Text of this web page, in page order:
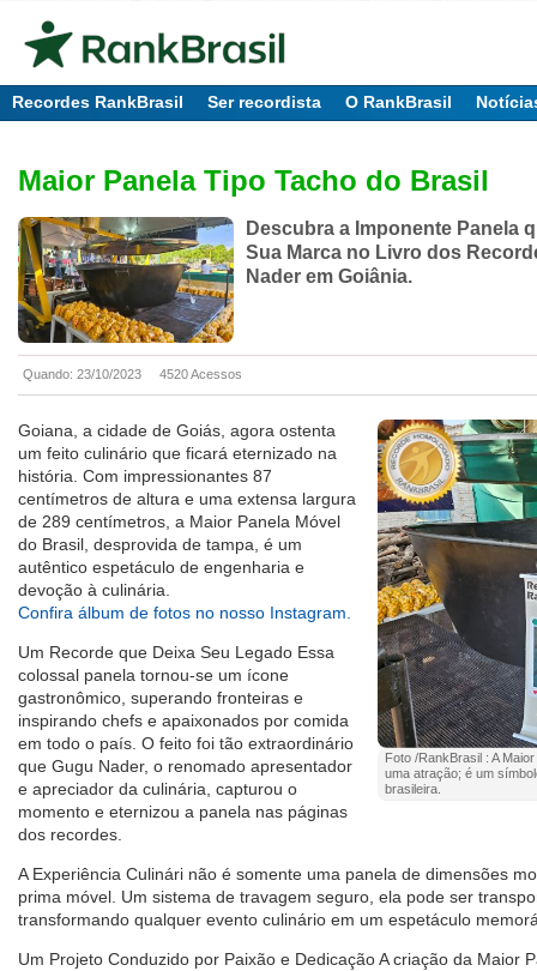
Recordes RankBrasil Ser recordista O RankBrasil
Maior Panela Tipo Tacho do Brasil
Descubra a Imponente Panela
Sua Marca no Livro dos
Nader em Goiânia.
Quando: 23/10/2023 4520 Acessos
Foto /RankBrasil : A
uma atração; é um
brasileira.
Goiana, a cidade de Goiás, agora ostenta
um feito culinário que ficará eternizado na
história. Com impressionantes 87
centímetros de altura e uma extensa largura
de 289 centímetros, a Maior Panela Móvel
do Brasil, desprovida de tampa, é um
autêntico espetáculo de engenharia e
devoção à culinária.
Confira álbum de fotos no nosso Instagram.
Um Recorde que Deixa Seu Legado Essa
colossal panela tornou-se um ícone
gastronômico, superando fronteiras e
inspirando chefs e apaixonados por comida
em todo o país. O feito foi tão extraordinário
que Gugu Nader, o renomado apresentador
e apreciador da culinária, capturou o
momento e eternizou a panela nas páginas
dos recordes.
A Experiência Culinári não é somente uma panela de dimensões
prima móvel. Um sistema de travagem seguro, ela pode ser
transformando qualquer evento culinário em um espetáculo
Um Projeto Conduzido por Paixão e Dedicação A criação da Maior